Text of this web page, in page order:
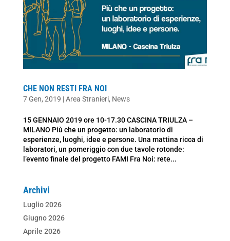
CHE NON RESTI FRA NOI
7 Gen, 2019 |Area Stranieri, News
15 GENNAIO 2019 ore 10-17.30 CASCINA TRIULZA –
MILANO Più che un progetto: un laboratorio di
esperienze, luoghi, idee e persone. Una mattina ricca di
laboratori, un pomeriggio con due tavole rotonde:
l’evento finale del progetto FAMI Fra Noi: rete...
Archivi
Luglio 2026
Giugno 2026
Aprile 2026